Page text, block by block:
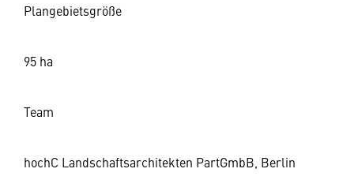
Plangebietsgröße
95 ha
Team
hochC Landschaftsarchitekten PartGmbB, Berlin